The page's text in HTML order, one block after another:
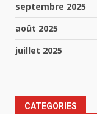
septembre 2025
août 2025
juillet 2025
CATEGORIES